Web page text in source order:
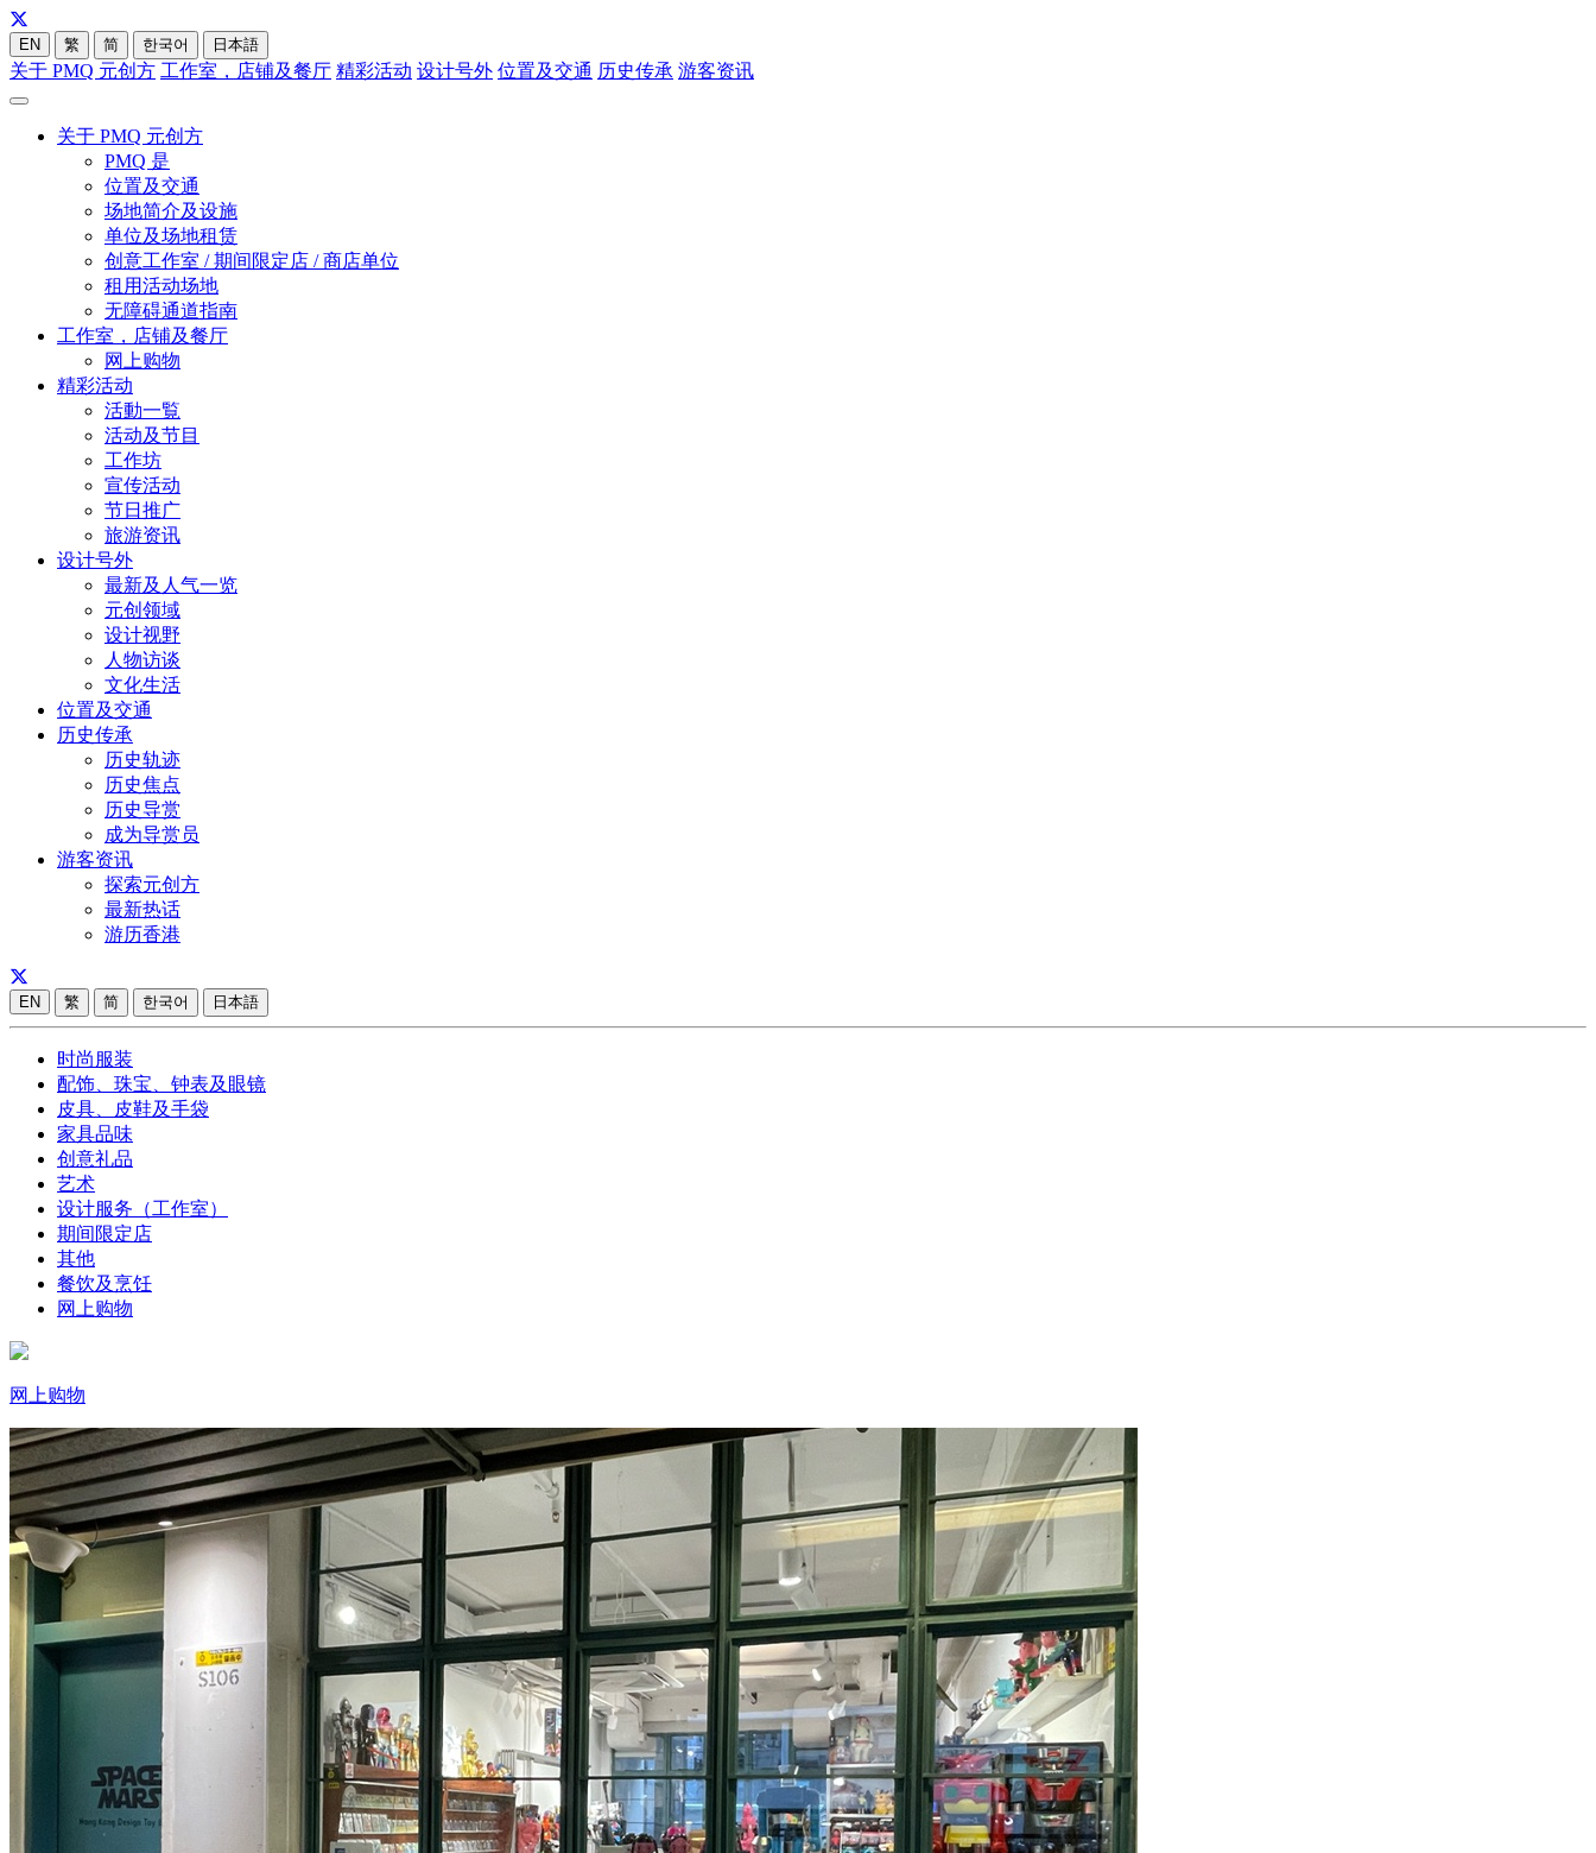
EN 繁 简 한국어 日本語
关于 PMQ 元创方 工作室，店铺及餐厅 精彩活动 设计号外 位置及交通 历史传承 游客资讯
关于 PMQ 元创方
PMQ 是
位置及交通
场地简介及设施
单位及场地租赁
创意工作室 / 期间限定店 / 商店单位
租用活动场地
无障碍通道指南
工作室，店铺及餐厅
网上购物
精彩活动
活動一覧
活动及节目
工作坊
宣传活动
节日推广
旅游资讯
设计号外
最新及人气一览
元创领域
设计视野
人物访谈
文化生活
位置及交通
历史传承
历史轨迹
历史焦点
历史导赏
成为导赏员
游客资讯
探索元创方
最新热话
游历香港
EN 繁 简 한국어 日本語
时尚服装
配饰、珠宝、钟表及眼镜
皮具、皮鞋及手袋
家具品味
创意礼品
艺术
设计服务（工作室）
期间限定店
其他
餐饮及烹饪
网上购物
网上购物